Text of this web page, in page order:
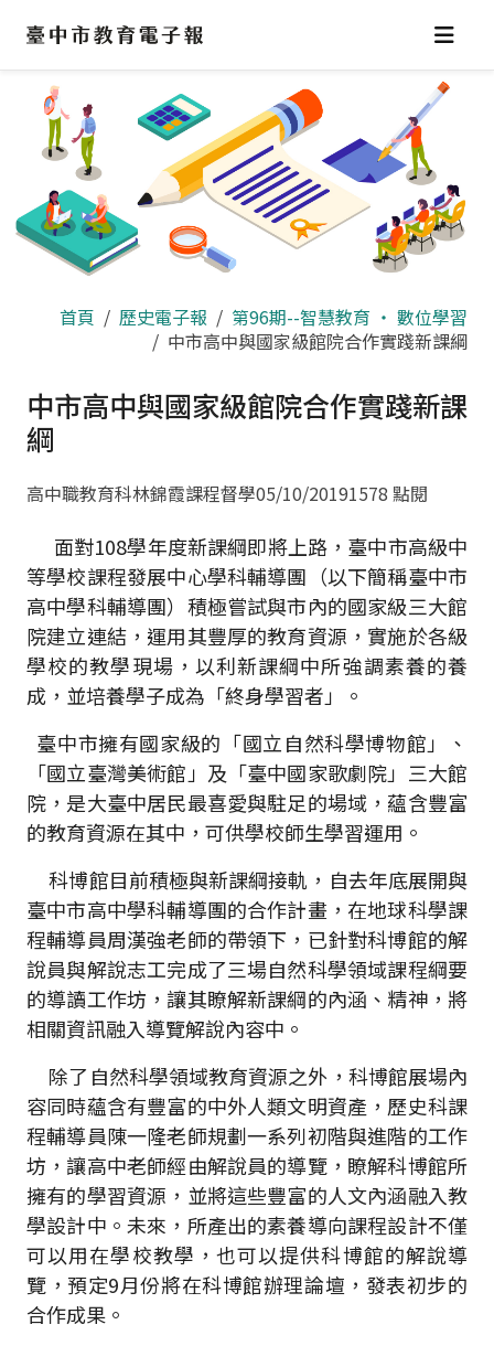
區
首頁 歷史電子報
第96期--智慧教育 ‧ 數位學習
中市高中與國家級館院合作實踐新課綱
中市高中與國家級館院合作實踐新課
綱
高中職教育科林錦霞課程督學05/10/20191578 點閱
面對108學年度新課綱即將上路，臺中市高級中
等學校課程發展中心學科輔導團（以下簡稱臺中市
高中學科輔導團）積極嘗試與市內的國家級三大館
院建立連結，運用其豐厚的教育資源，實施於各級
學校的教學現場，以利新課綱中所強調素養的養
成，並培養學子成為「終身學習者」。
臺中市擁有國家級的「國立自然科學博物館」、
「國立臺灣美術館」及「臺中國家歌劇院」三大館
院，是大臺中居民最喜愛與駐足的場域，蘊含豐富
的教育資源在其中，可供學校師生學習運用。
科博館目前積極與新課綱接軌，自去年底展開與
臺中市高中學科輔導團的合作計畫，在地球科學課
程輔導員周漢強老師的帶領下，已針對科博館的解
說員與解說志工完成了三場自然科學領域課程綱要
的導讀工作坊，讓其瞭解新課綱的內涵、精神，將
相關資訊融入導覽解說內容中。
除了自然科學領域教育資源之外，科博館展場內
容同時蘊含有豐富的中外人類文明資產，歷史科課
程輔導員陳一隆老師規劃一系列初階與進階的工作
坊，讓高中老師經由解說員的導覽，瞭解科博館所
擁有的學習資源，並將這些豐富的人文內涵融入教
學設計中。未來，所產出的素養導向課程設計不僅
可以用在學校教學，也可以提供科博館的解說導
覽，預定9月份將在科博館辦理論壇，發表初步的
合作成果。